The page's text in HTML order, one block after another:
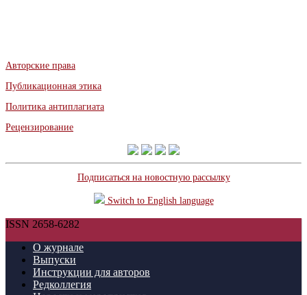
Авторские права
Публикационная этика
Политика антиплагиата
Рецензирование
Подписаться на новостную рассылку
Switch to English language
ISSN 2658-6282
О журнале
Выпуски
Инструкции для авторов
Редколлегия